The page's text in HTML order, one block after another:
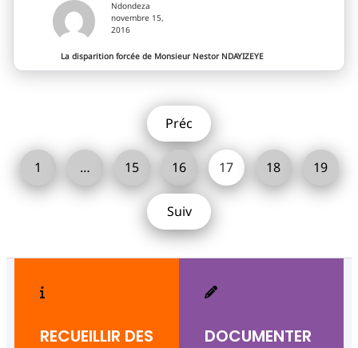
Ndondeza
novembre 15,
2016
La disparition forcée de Monsieur Nestor NDAYIZEYE
Préc
1 … 15 16 17 18 19
Suiv
RECUEILLIR DES
DOCUMENTER